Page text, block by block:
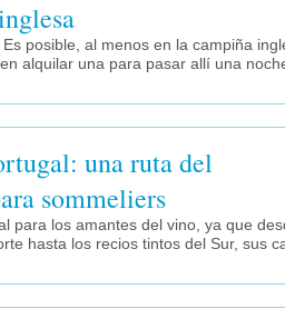
posible, al menos en la campiña
alquilar una para pasar allí una
una ruta del
sommeliers
para los amantes del vino, ya que
hasta los recios tintos del Sur, sus